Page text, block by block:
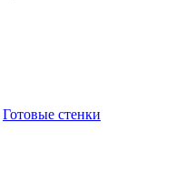
Готовые стенки